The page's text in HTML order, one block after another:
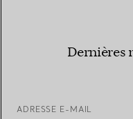
Dernières
ADRESSE E-MAIL